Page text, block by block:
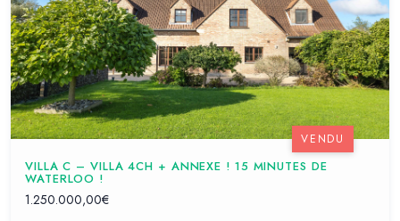
VILLA C – VILLA 4CH + ANNEXE ! 15 MINUTES DE
WATERLOO !
1.250.000,00€
VENDU